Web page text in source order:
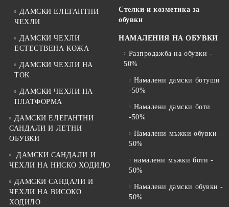
ДАМСКИ ЕЛЕГАНТНИ
ЧЕХЛИ
ДАМСКИ ЧЕХЛИ
ЕСТЕСТВЕНА КОЖА
ДАМСКИ ЧЕХЛИ НА
ТОК
ДАМСКИ ЧЕХЛИ НА
ПЛАТФОРМА
ДАМСКИ ЕЛЕГАНТНИ
САНДАЛИ И ЛЕТНИ
ОБУВКИ
ДАМСКИ САНДАЛИ И
ЧЕХЛИ НА НИСКО ХОДИЛО
ДАМСКИ САНДАЛИ И
ЧЕХЛИ НА ВИСОКО
ХОДИЛО
Стелки и козметика за
обувки
НАМАЛЕНИЯ НА ОБУВКИ
Разпродажба на обувки -
50%
Намалени дамски ботуши
-50%
Намалени дамски боти
-50%
Намалени мъжки обувки -
50%
намалени мъжки боти -
50%
Намалени дамски обувки -
50%